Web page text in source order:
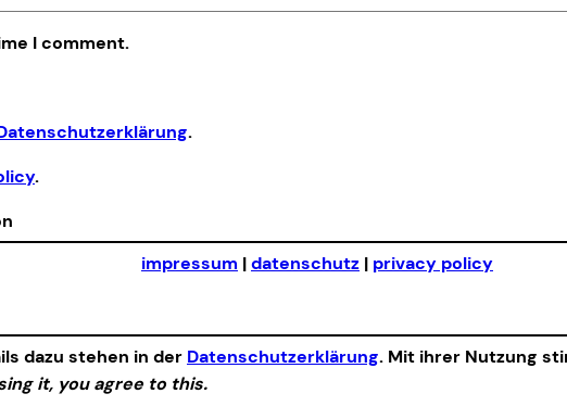
I comment.
.
.
impressum |datenschutz | privacy policy
dazu stehen in der Datenschutzerklärung. Mit ihrer Nutzung
it, you agree to this.